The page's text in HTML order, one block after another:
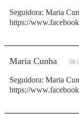
Seguidora: Maria
https://
Maria Cunha 08
Seguidora: Maria
https://